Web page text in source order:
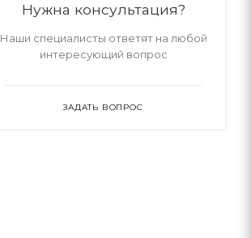
Нужна консультация?
Наши специалисты ответят на любой
интересующий вопрос
ЗАДАТЬ ВОПРОС